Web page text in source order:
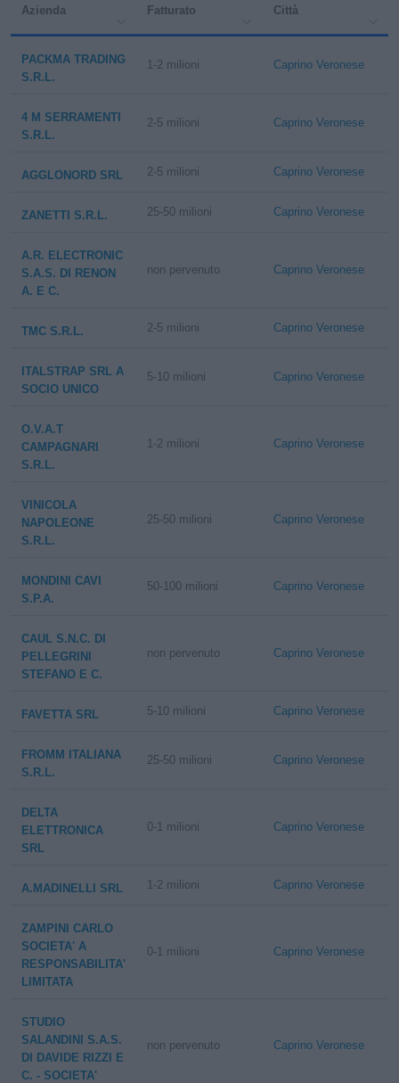
Azienda Fatturato Città
PACKMA TRADING
S.R.L.
1-2 milioni Caprino Veronese
4 M SERRAMENTI
S.R.L.
2-5 milioni Caprino Veronese
AGGLONORD SRL 2-5 milioni Caprino Veronese
ZANETTI S.R.L. 25-50 milioni Caprino Veronese
A.R. ELECTRONIC
S.A.S. DI RENON
A. E C.
non pervenuto Caprino Veronese
TMC S.R.L. 2-5 milioni Caprino Veronese
ITALSTRAP SRL A
SOCIO UNICO
5-10 milioni Caprino Veronese
O.V.A.T
CAMPAGNARI
S.R.L.
1-2 milioni Caprino Veronese
VINICOLA
NAPOLEONE
S.R.L.
25-50 milioni Caprino Veronese
MONDINI CAVI
S.P.A.
50-100 milioni Caprino Veronese
CAUL S.N.C. DI
PELLEGRINI
STEFANO E C.
non pervenuto Caprino Veronese
FAVETTA SRL 5-10 milioni Caprino Veronese
FROMM ITALIANA
S.R.L.
25-50 milioni Caprino Veronese
DELTA
ELETTRONICA
SRL
0-1 milioni Caprino Veronese
A.MADINELLI SRL 1-2 milioni Caprino Veronese
ZAMPINI CARLO
SOCIETA' A
RESPONSABILITA'
LIMITATA
0-1 milioni Caprino Veronese
STUDIO
SALANDINI S.A.S.
DI DAVIDE RIZZI E
C. - SOCIETA'
non pervenuto Caprino Veronese